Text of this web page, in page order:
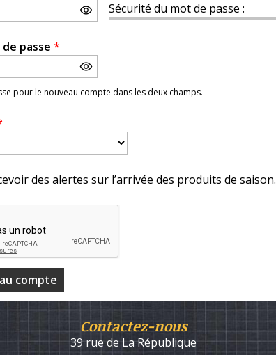
Sécurité du mot de passe :
passe *
pour le nouveau compte dans les deux champs.
des alertes sur l’arrivée des produits de saison.
Contactez-nous
39 rue de La République